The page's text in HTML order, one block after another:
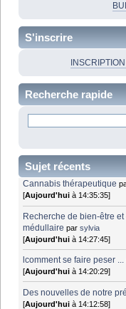
S'inscrire
Recherche rapide
Sujet récents
Cannabis thérapeutique
[Aujourd'hui à 14:35:35]
Recherche de bien-être
médullaire parsylvia
[Aujourd'hui à 14:27:45]
lcomment se faire peser ...
[Aujourd'hui à 14:20:29]
Des nouvelles de notre
[Aujourd'hui à 14:12:58]